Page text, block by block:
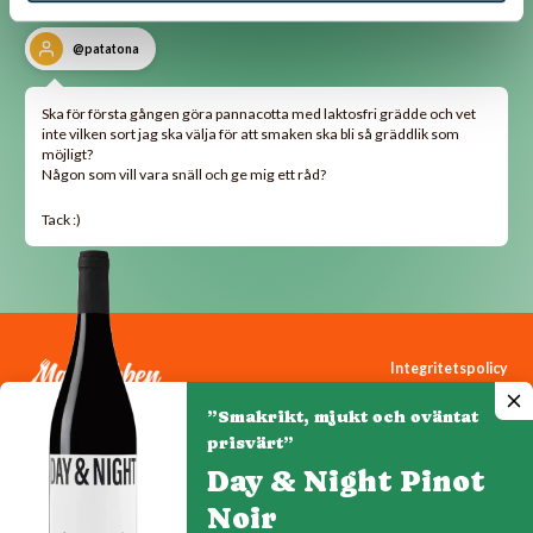
@patatona
Ska för första gången göra pannacotta med laktosfri grädde och vet
inte vilken sort jag ska välja för att smaken ska bli så gräddlik som
möjligt?
Någon som vill vara snäll och ge mig ett råd?
Tack :)
Integritetspolicy
Cookiepolicy
Denna webbplats drivs av Vinklubben i Norden AB
”Smakrikt, mjukt och oväntat
prisvärt”
Day & Night Pinot
Noir